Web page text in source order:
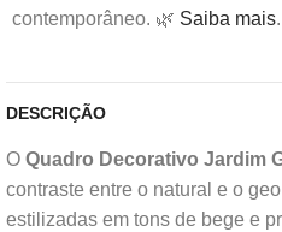
contemporâneo. 🌿 Saiba mais.
DESCRIÇÃO
O Quadro Decorativo Jardim
contraste entre o natural e o
estilizadas em tons de bege e